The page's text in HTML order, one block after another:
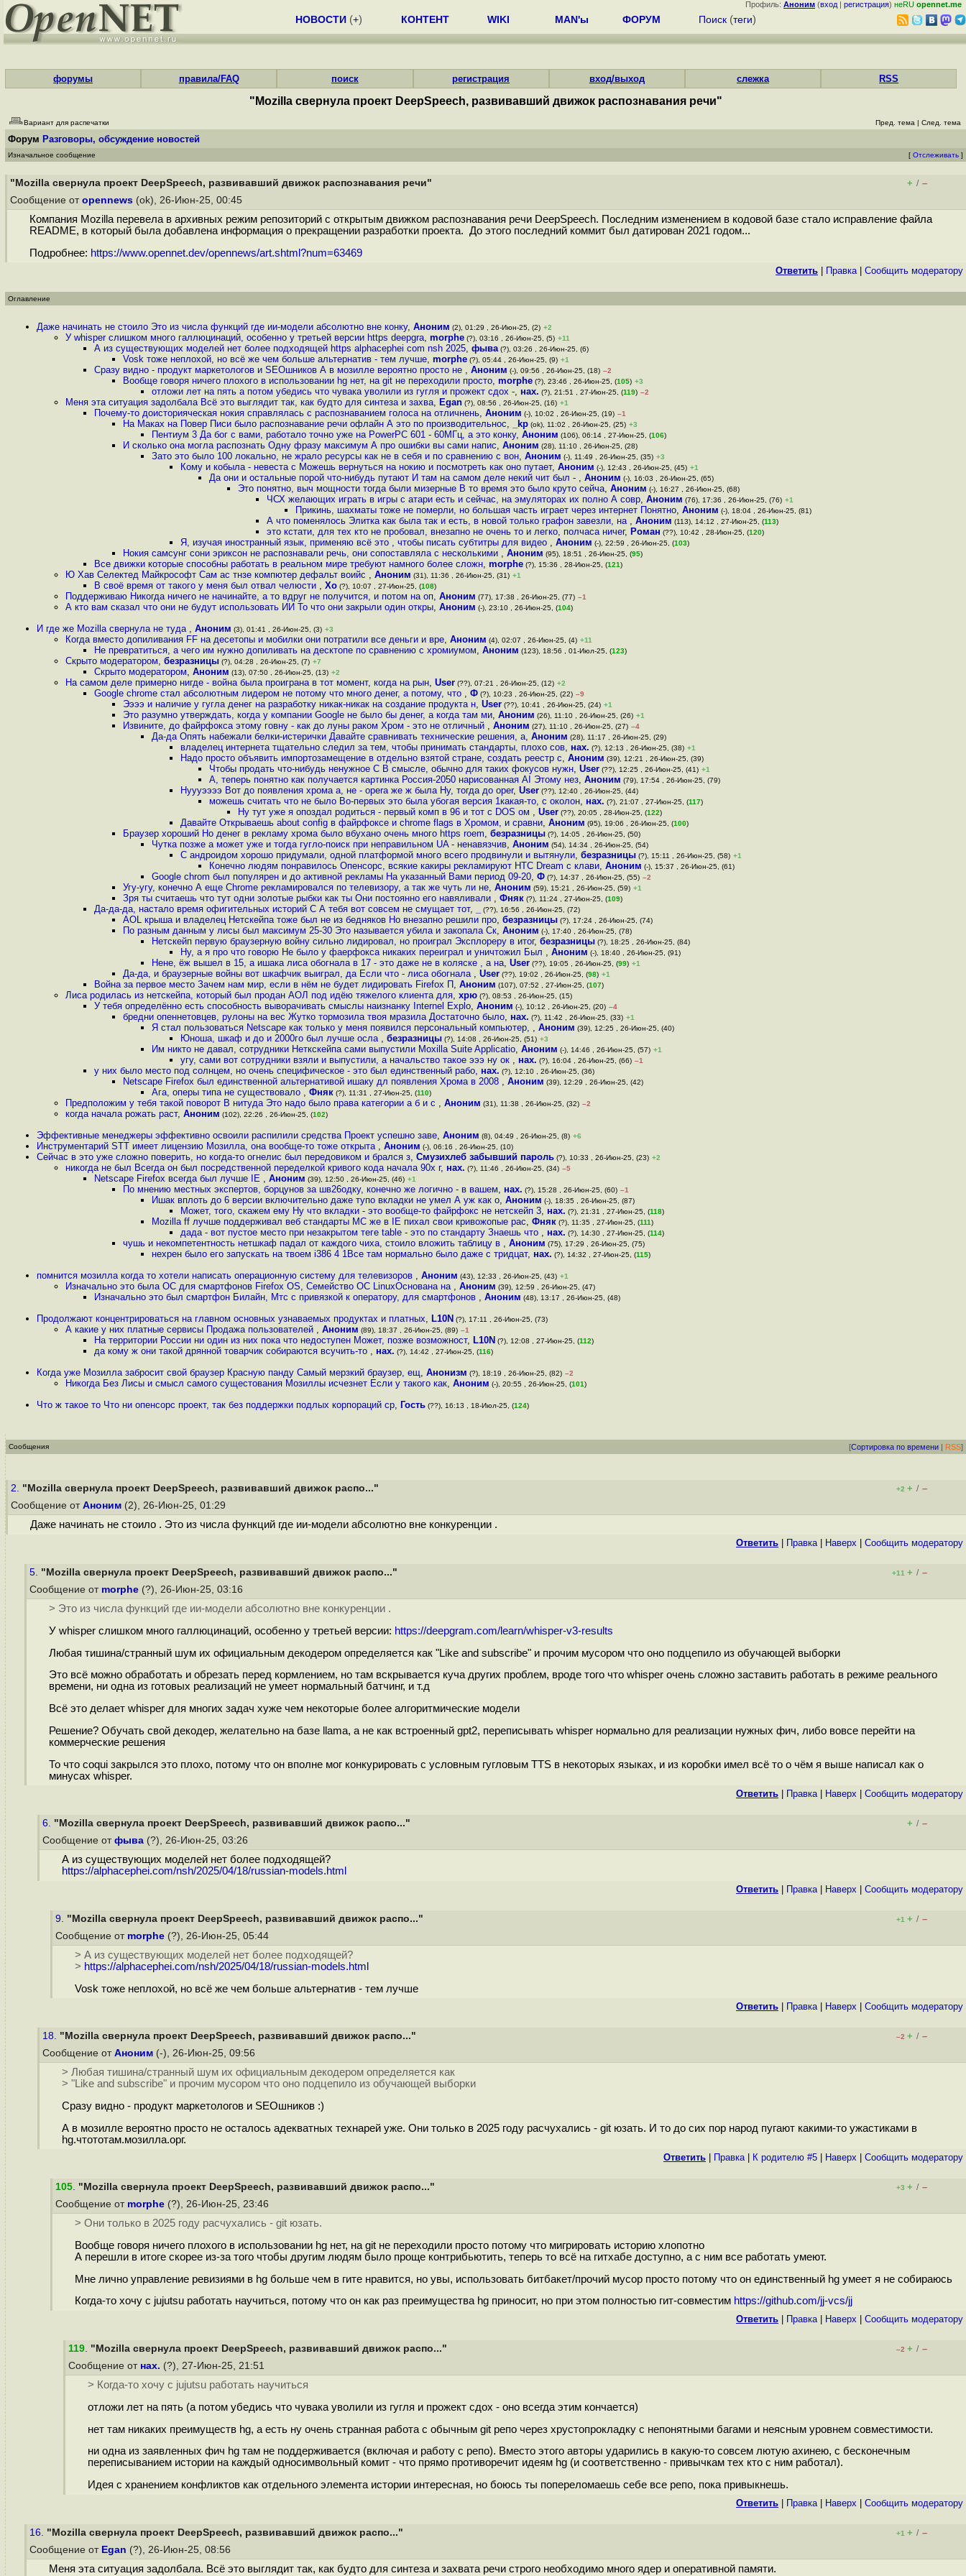
Профиль: Аноним (вход | регистрация) неRU opennet.me
НОВОСТИ (+) КОНТЕНТ WIKI MAN'ы ФОРУМ Поиск (теги)
форумы правила/FAQ поиск регистрация вход/выход слежка RSS
"Mozilla свернула проект DeepSpeech, развивавший движок распознавания речи"
Вариант для распечатки Пред. тема | След. тема
Форум Разговоры, обсуждение новостей
Изначальное сообщение [ Отслеживать ]
"Mozilla свернула проект DeepSpeech, развивавший движок распознавания речи" + / –
Сообщение от opennews (ok), 26-Июн-25, 00:45
Компания Mozilla перевела в архивных режим репозиторий с открытым движком распознавания речи DeepSpeech. Последним изменением в кодовой базе стало исправление файла
README, в который была добавлена информация о прекращении разработки проекта. До этого последний коммит был датирован 2021 годом...
Подробнее: https://www.opennet.dev/opennews/art.shtml?num=63469
Ответить Правка| Cообщить модератору
Оглавление
Даже начинать не стоило Это из числа функций где ии-модели абсолютно вне конку, Аноним (2), 01:29 , 26-Июн-25, (2) +2
У whisper слишком много галлюцинаций, особенно у третьей версии https deepgra, morphe (?), 03:16 , 26-Июн-25, (5) +11
А из существующих моделей нет более подходящей https alphacephei com nsh 2025, фыва (?), 03:26 , 26-Июн-25, (6)
Vosk тоже неплохой, но всё же чем больше альтернатив - тем лучше, morphe (?), 05:44 , 26-Июн-25, (9) +1
Сразу видно - продукт маркетологов и SEOшников А в мозилле вероятно просто не , Аноним (-), 09:56 , 26-Июн-25, (18) –2
Вообще говоря ничего плохого в использовании hg нет, на git не переходили просто, morphe (?), 23:46 , 26-Июн-25, (105) +3
отложи лет на пять а потом убедись что чувака уволили из гугля и прожект сдох -, нах. (?), 21:51 , 27-Июн-25, (119) –2
Меня эта ситуация задолбала Всё это выглядит так, как будто для синтеза и захва, Egan (?), 08:56 , 26-Июн-25, (16) +1
Почему-то доисторияческая нокия справлялась с распознаванием голоса на отличнень, Аноним (-), 10:02 , 26-Июн-25, (19) –1
На Маках на Повер Писи было распознавание речи офлайн А это по производительнос, _kp (ok), 11:02 , 26-Июн-25, (25) +3
Пентиум 3 Да бог с вами, работало точно уже на PowerPC 601 - 60МГц, а это конку, Аноним (106), 06:14 , 27-Июн-25, (106)
И сколько она могла распознать Одну фразу максимум А про ошибки вы сами напис, Аноним (28), 11:10 , 26-Июн-25, (28)
Зато это было 100 локально, не жрало ресурсы как не в себя и по сравнению с вон, Аноним (-), 11:49 , 26-Июн-25, (35) +3
Кому и кобыла - невеста с Можешь вернуться на нокию и посмотреть как оно путает, Аноним (-), 12:43 , 26-Июн-25, (45) +1
Да они и остальные порой что-нибудь путают И там на самом деле некий чит был - , Аноним (-), 16:03 , 26-Июн-25, (65)
Это понятно, выч мощности тогда были мизерные В то время это было круто сейча, Аноним (-), 16:27 , 26-Июн-25, (68)
ЧСХ желающих играть в игры с атари есть и сейчас, на эмуляторах их полно А совр, Аноним (76), 17:36 , 26-Июн-25, (76) +1
Прикинь, шахматы тоже не померли, но большая часть играет через интернет Понятно, Аноним (-), 18:04 , 26-Июн-25, (81)
А что поменялось Элитка как была так и есть, в новой только графон завезли, на , Аноним (113), 14:12 , 27-Июн-25, (113)
это кстати, для тех кто не пробовал, внезапно не очень то и легко, полчаса ничег, Роман (??), 10:42 , 28-Июн-25, (120)
Я, изучая иностранный язык, применяю всё это , чтобы писать субтитры для видео , Аноним (-), 22:59 , 26-Июн-25, (103)
Нокия самсунг сони эриксон не распознавали речь, они сопоставляла с несколькими , Аноним (95), 18:51 , 26-Июн-25, (95)
Все движки которые способны работать в реальном мире требуют намного более сложн, morphe (?), 15:36 , 28-Июн-25, (121)
Ю Хав Селектед Майкрософт Сам ас тнзе компютер дефальт воийс , Аноним (31), 11:36 , 26-Июн-25, (31) +1
В своё время от такого у меня был отвал челюсти , Xo (?), 10:07 , 27-Июн-25, (108)
Поддерживаю Никогда ничего не начинайте, а то вдруг не получится, и потом на оп, Аноним (77), 17:38 , 26-Июн-25, (77) –1
А кто вам сказал что они не будут использовать ИИ То что они закрыли один откры, Аноним (-), 23:10 , 26-Июн-25, (104)
И где же Mozilla свернула не туда , Аноним (3), 01:41 , 26-Июн-25, (3) +3
Когда вместо допиливания FF на десетопы и мобилки они потратили все деньги и вре, Аноним (4), 02:07 , 26-Июн-25, (4) +11
Не превратиться, а чего им нужно допиливать на десктопе по сравнению с хромиумом, Аноним (123), 18:56 , 01-Июл-25, (123)
Скрыто модератором, безразницы (?), 04:28 , 26-Июн-25, (7) +7
Скрыто модератором, Аноним (13), 07:50 , 26-Июн-25, (13) +2
На самом деле примерно нигде - война была проиграна в тот момент, когда на рын, User (??), 07:21 , 26-Июн-25, (12) +2
Google chrome стал абсолютным лидером не потому что много денег, а потому, что , Ф (?), 10:23 , 26-Июн-25, (22) –9
Ээээ и наличие у гугла денег на разработку никак-никак на создание продукта н, User (??), 10:41 , 26-Июн-25, (24) +1
Это разумно утверждать, когда у компании Google не было бы денег, а когда там ми, Аноним (26), 11:10 , 26-Июн-25, (26) +1
Извините, до файрфокса этому говну - как до луны раком Хром - это не отличный , Аноним (27), 11:10 , 26-Июн-25, (27) –4
Да-да Опять набежали белки-истерички Давайте сравнивать технические решения, а, Аноним (28), 11:17 , 26-Июн-25, (29)
владелец интернета тщательно следил за тем, чтобы принимать стандарты, плохо сов, нах. (?), 12:13 , 26-Июн-25, (38) +1
Надо просто объявить импортозамещение в отдельно взятой стране, создать реестр с, Аноним (39), 12:21 , 26-Июн-25, (39)
Чтобы продать что-нибудь ненужное С В смысле, обычно для таких фокусов нужн, User (??), 12:25 , 26-Июн-25, (41) +1
А, теперь понятно как получается картинка Россия-2050 нарисованная AI Этому нез, Аноним (79), 17:54 , 26-Июн-25, (79)
Нуууээээ Вот до появления хрома а, не - opera же ж была Ну, тогда до oper, User (??), 12:40 , 26-Июн-25, (44)
можешь считать что не было Во-первых это была убогая версия 1какая-то, с околон, нах. (?), 21:07 , 27-Июн-25, (117)
Ну тут уже я опоздал родиться - первый комп в 96 и тот с DOS ом , User (??), 20:05 , 28-Июн-25, (122)
Давайте Открываешь about config в файрфоксе и chrome flags в Хромом, и сравни, Аноним (95), 19:06 , 26-Июн-25, (100)
Браузер хороший Но денег в рекламу хрома было вбухано очень много https roem, безразницы (?), 14:05 , 26-Июн-25, (50)
Чутка позже а может уже и тогда гугло-поиск при неправильном UA - ненавязчив, Аноним (54), 14:34 , 26-Июн-25, (54)
С андроидом хорошо придумали, одной платформой много всего продвинули и вытянули, безразницы (?), 15:11 , 26-Июн-25, (58) +1
Конечно людям понравилось Опенсорс, всякие какиры рекламируют HTC Dream с клави, Аноним (-), 15:37 , 26-Июн-25, (61)
Google chrom был популярен и до активной рекламы На указанный Вами период 09-20, Ф (?), 14:37 , 26-Июн-25, (55) –2
Угу-угу, конечно А еще Chrome рекламировался по телевизору, а так же чуть ли не, Аноним (59), 15:21 , 26-Июн-25, (59) +1
Зря ты считаешь что тут одни золотые рыбки как ты Они постоянно его навяливали , Фняк (?), 11:24 , 27-Июн-25, (109)
Да-да-да, настало время офигительных историй С А тебя вот совсем не смущает тот, (??), 16:56 , 26-Июн-25, (72)
AOL крыша и владелец Нетскейпа тоже был не из бедняков Но внезапно решили про, безразницы (?), 17:24 , 26-Июн-25, (74)
По разным данным у лисы был максимум 25-30 Это называется убила и закопала Ск, Аноним (-), 17:40 , 26-Июн-25, (78)
Нетскейп первую браузерную войну сильно лидировал, но проиграл Эксплореру в итог, безразницы (?), 18:25 , 26-Июн-25, (84)
Ну, а я про что говорю Не было у фаерфокса никаких переиграл и уничтожил Был , Аноним (-), 18:40 , 26-Июн-25, (91)
Нене, ёж вышел в 15, а ишака лиса обогнала в 17 - это даже не в коляске , а на, User (??), 19:05 , 26-Июн-25, (99) +1
Да-да, и браузерные войны вот шкафчик выиграл, да Если что - лиса обогнала , User (??), 19:02 , 26-Июн-25, (98) +1
Война за первое место Зачем нам мир, если в нём не будет лидировать Firefox П , Аноним (107), 07:52 , 27-Июн-25, (107)
Лиса родилась из нетскейпа, который был продан АОЛ под идёю тяжелого клиента для, хрю (?), 08:53 , 26-Июн-25, (15)
У тебя определённо есть способность выворачивать смыслы наизнанку Internel Explo, Аноним (-), 10:12 , 26-Июн-25, (20) –4
бредни опеннетовцев, рулоны на вес Жутко тормозила твоя мразила Достаточно было, нах. (?), 11:42 , 26-Июн-25, (33) +1
Я стал пользоваться Netscape как только у меня появился персональный компьютер, , Аноним (39), 12:25 , 26-Июн-25, (40)
Юноша, шкаф и до и 2000го был лучше осла , безразницы (?), 14:08 , 26-Июн-25, (51) +3
Им никто не давал, сотрудники Неткскейпа сами выпустили Moxilla Suite Applicatio, Аноним (-), 14:46 , 26-Июн-25, (57) +1
угу, сами вот сотрудники взяли и выпустили, а начальство такое эээ ну ок , нах. (?), 16:04 , 26-Июн-25, (66) –1
у них было место под солнцем, но очень специфическое - это был единственный рабо, нах. (?), 12:10 , 26-Июн-25, (36)
Netscape Firefox был единственной альтернативой ишаку дл появления Хрома в 2008 , Аноним (39), 12:29 , 26-Июн-25, (42)
Ага, оперы типа не существовало , Фняк (?), 11:31 , 27-Июн-25, (110)
Предположим у тебя такой поворот В нитуда Это надо было права категории а б и с , Аноним (31), 11:38 , 26-Июн-25, (32) –2
когда начала рожать раст, Аноним (102), 22:26 , 26-Июн-25, (102)
Эффективные менеджеры эффективно освоили распилили средства Проект успешно заве, Аноним (8), 04:49 , 26-Июн-25, (8) +6
Инструментарий STT имеет лицензию Мозилла, она вообще-то тоже открыта , Аноним (-), 06:16 , 26-Июн-25, (10)
Сейчас в это уже сложно поверить, но когда-то огнелис был передовиком и брался з, Смузихлеб забывший пароль (?), 10:33 , 26-Июн-25, (23) +2
никогда не был Всегда он был посредственной переделкой кривого кода начала 90х г, нах. (?), 11:46 , 26-Июн-25, (34) –5
Netscape Firefox всегда был лучше IE , Аноним (39), 12:50 , 26-Июн-25, (46) +1
По мнению местных экспертов, борцунов за шв26одку, конечно же логично - в вашем, нах. (?), 15:28 , 26-Июн-25, (60) –1
Ишак вплоть до 6 версии включительно даже тупо вкладки не умел А уж как о, Аноним (-), 18:35 , 26-Июн-25, (87)
Может, того, скажем ему Ну что вкладки - это вообще-то файрфокс не нетскейп 3, нах. (?), 21:31 , 27-Июн-25, (118)
Mozilla ff лучше поддерживал веб стандарты МС же в IE пихал свои кривожопые рас, Фняк (?), 11:35 , 27-Июн-25, (111)
дада - вот пустое место при незакрытом теге table - это по стандарту Знаешь что , нах. (?), 14:30 , 27-Июн-25, (114)
чушь и некомпетентность нетшкаф падал от каждого чиха, стоило вложить таблицу в , Аноним (75), 17:29 , 26-Июн-25, (75)
нехрен было его запускать на твоем i386 4 1Все там нормально было даже с тридцат, нах. (?), 14:32 , 27-Июн-25, (115)
помнится мозилла когда то хотели написать операционную систему для телевизоров , Аноним (43), 12:33 , 26-Июн-25, (43) +1
Изначально это была ОС для смартфонов Firefox OS, Семейство ОС LinuxОснована на , Аноним (39), 12:59 , 26-Июн-25, (47)
Изначально это был смартфон Билайн, Мтс с привязкой к оператору, для смартфонов , Аноним (48), 13:17 , 26-Июн-25, (48)
Продолжают концентрироваться на главном основных узнаваемых продуктах и платных, L10N (?), 17:11 , 26-Июн-25, (73)
А какие у них платные сервисы Продажа пользователей , Аноним (89), 18:37 , 26-Июн-25, (89) –1
На территории России ни один из них пока что недоступен Может, позже возможност, L10N (?), 12:08 , 27-Июн-25, (112)
да кому ж они такой дрянной товарчик собираются всучить-то , нах. (?), 14:42 , 27-Июн-25, (116)
Когда уже Мозилла забросит свой браузер Красную панду Самый мерзкий браузер, ещ, Анонизм (?), 18:19 , 26-Июн-25, (82) –2
Никогда Без Лисы и смысл самого сущестования Мозиллы исчезнет Если у такого как, Аноним (-), 20:55 , 26-Июн-25, (101)
Что ж такое то Что ни опенсорс проект, так без поддержки подлых корпораций ср, Гость (??), 16:13 , 18-Июл-25, (124)
Сообщения [Сортировка по времени | RSS]
2. "Mozilla свернула проект DeepSpeech, развивавший движок распо..." +2 + / –
Сообщение от Аноним (2), 26-Июн-25, 01:29
Даже начинать не стоило . Это из числа функций где ии-модели абсолютно вне конкуренции .
Ответить Правка| Наверх Cообщить модератору
5. "Mozilla свернула проект DeepSpeech, развивавший движок распо..." +11 + / –
Сообщение от morphe (?), 26-Июн-25, 03:16
> Это из числа функций где ии-модели абсолютно вне конкуренции .
У whisper слишком много галлюцинаций, особенно у третьей версии: https://deepgram.com/learn/whisper-v3-results
Любая тишина/странный шум их официальным декодером определяется как "Like and subscribe" и прочим мусором что оно подцепило из обучающей выборки
Это всё можно обработать и обрезать перед кормлением, но там вскрывается куча других проблем, вроде того что whisper очень сложно заставить работать в режиме реального
времени, ни одна из готовых реализаций не умеет нормальный батчинг, и т.д
Всё это делает whisper для многих задач хуже чем некоторые более алгоритмические модели
Решение? Обучать свой декодер, желательно на базе llama, а не как встроенный gpt2, переписывать whisper нормально для реализации нужных фич, либо вовсе перейти на
коммерческие решения
То что coqui закрылся это плохо, потому что он вполне мог конкурировать с условным гугловым TTS в некоторых языках, и из коробки имел всё то о чём я выше написал как о
минусах whisper.
Ответить Правка| Наверх Cообщить модератору
6. "Mozilla свернула проект DeepSpeech, развивавший движок распо..." + / –
Сообщение от фыва (?), 26-Июн-25, 03:26
А из существующих моделей нет более подходящей?
https://alphacephei.com/nsh/2025/04/18/russian-models.html
Ответить Правка| Наверх Cообщить модератору
9. "Mozilla свернула проект DeepSpeech, развивавший движок распо..." +1 + / –
Сообщение от morphe (?), 26-Июн-25, 05:44
> А из существующих моделей нет более подходящей?
> https://alphacephei.com/nsh/2025/04/18/russian-models.html
Vosk тоже неплохой, но всё же чем больше альтернатив - тем лучше
Ответить Правка| Наверх Cообщить модератору
18. "Mozilla свернула проект DeepSpeech, развивавший движок распо..." –2 + / –
Сообщение от Аноним (-), 26-Июн-25, 09:56
> Любая тишина/странный шум их официальным декодером определяется как
> "Like and subscribe" и прочим мусором что оно подцепило из обучающей выборки
Сразу видно - продукт маркетологов и SEOшников :)
А в мозилле вероятно просто не осталось адекватных технарей уже. Они только в 2025 году расчухались - git юзать. И то до сих пор народ пугают какими-то ужастиками в
hg.чтототам.мозилла.орг.
Ответить Правка| К родителю #5 Наверх Cообщить модератору
105. "Mozilla свернула проект DeepSpeech, развивавший движок распо..." +3 + / –
Сообщение от morphe (?), 26-Июн-25, 23:46
> Они только в 2025 году расчухались - git юзать.
Вообще говоря ничего плохого в использовании hg нет, на git не переходили просто потому что мигрировать историю хлопотно
А перешли в итоге скорее из-за того чтобы другим людям было проще контрибьютить, теперь то всё на гитхабе доступно, а с ним все работать умеют.
Мне лично управление ревизиями в hg больше чем в гите нравится, но увы, использовать битбакет/прочий мусор просто потому что он единственный hg умеет я не собираюсь
Когда-то хочу с jujutsu работать научиться, потому что он как раз преимущества hg приносит, но при этом полностью гит-совместим https://github.com/jj-vcs/jj
Ответить Правка| Наверх Cообщить модератору
119. "Mozilla свернула проект DeepSpeech, развивавший движок распо..." –2 + / –
Сообщение от нах. (?), 27-Июн-25, 21:51
> Когда-то хочу с jujutsu работать научиться
отложи лет на пять (а потом убедись что чувака уволили из гугля и прожект сдох - оно всегда этим кончается)
нет там никаких преимуществ hg, а есть ну очень странная работа с обычным git репо через хрустопрокладку с непонятными багами и неясным уровнем совместимости.
ни одна из заявленных фич hg там не поддерживается (включая и работу с репо). Вместо этого авторы ударились в какую-то совсем лютую ахинею, с бесконечным
переписыванием истории на каждый односимвольный комит - что прямо противоречит идеям hg (и соответственно - привычкам тех кто с ним работал).
Идея с хранением конфликтов как отдельного элемента истории интересная, но боюсь ты попереломаешь себе все репо, пока привыкнешь.
Ответить Правка| Наверх Cообщить модератору
16. "Mozilla свернула проект DeepSpeech, развивавший движок распо..." +1 + / –
Сообщение от Egan (?), 26-Июн-25, 08:56
Меня эта ситуация задолбала. Всё это выглядит так, как будто для синтеза и захвата речи строго необходимо много ядер и оперативной памяти.